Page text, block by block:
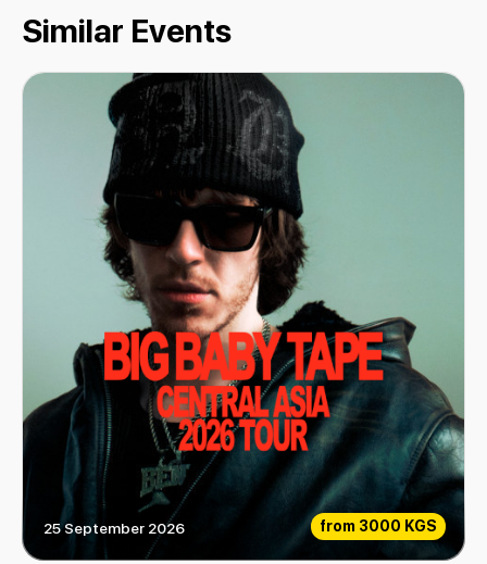
Similar Events
from 3000 KGS
Big Baby Tape
25 September 2026